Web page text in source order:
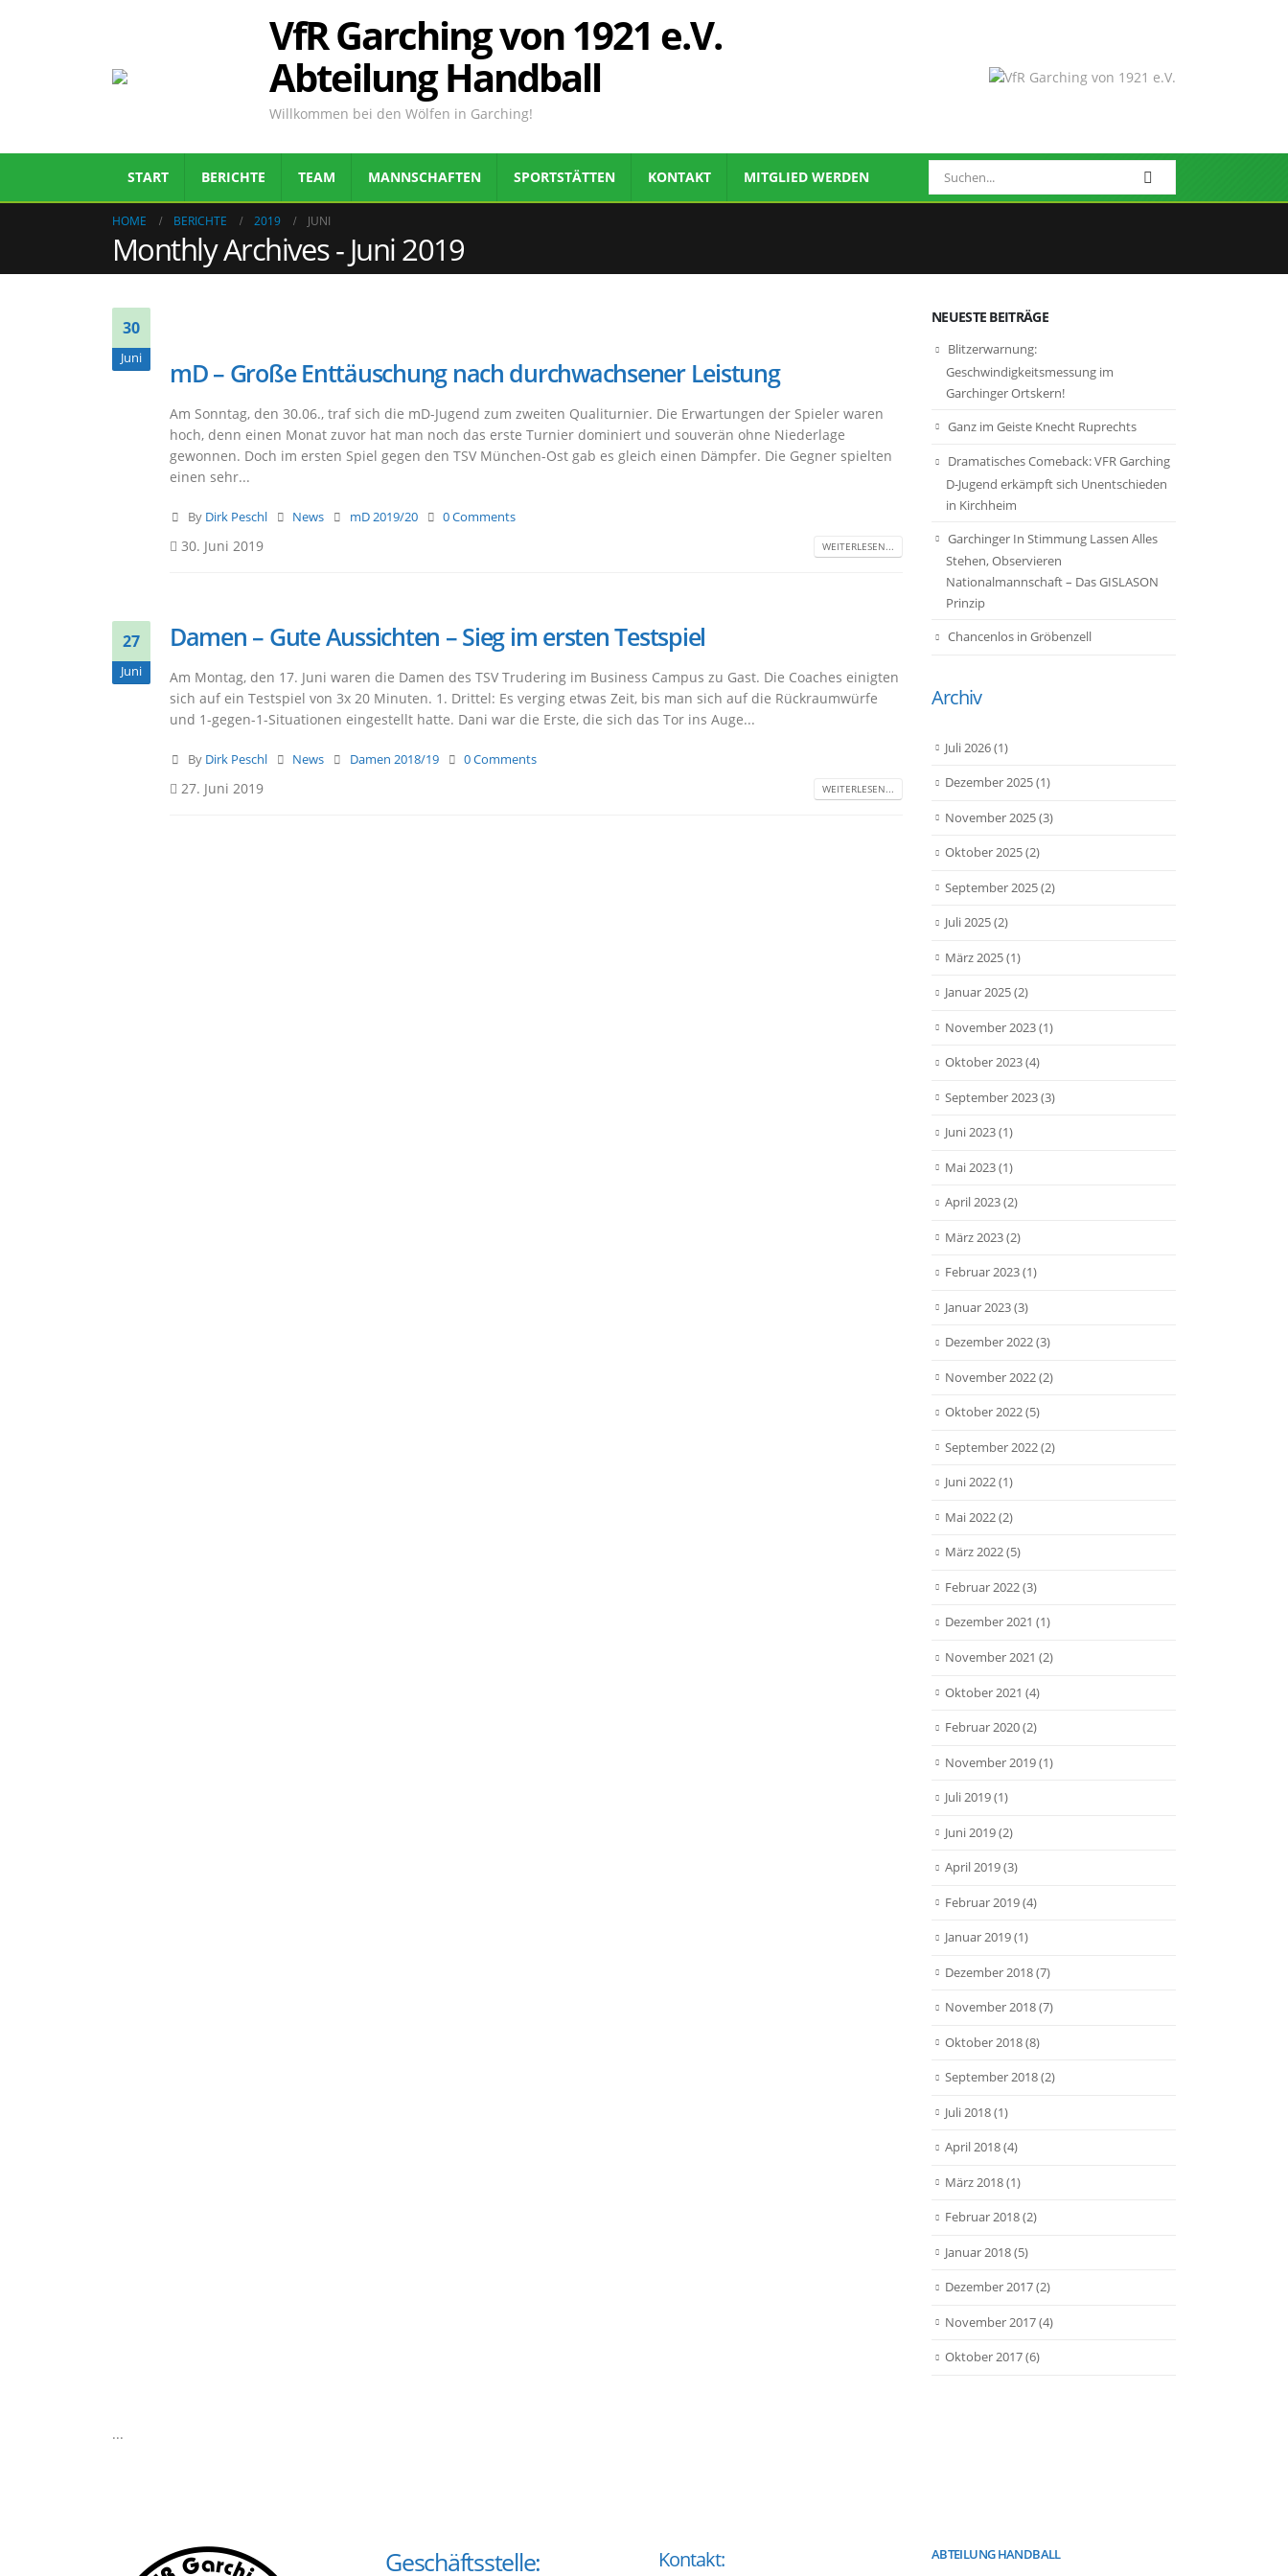
VfR Garching von 1921 e.V.
Abteilung Handball
Willkommen bei den Wölfen in Garching!
START BERICHTE TEAM MANNSCHAFTEN SPORTSTÄTTEN KONTAKT MITGLIED WERDEN
HOME BERICHTE 2019 JUNI
Monthly Archives - Juni 2019
30
Juni mD – Große Enttäuschung nach durchwachsener Leistung
Am Sonntag, den 30.06., traf sich die mD-Jugend zum zweiten Qualiturnier. Die Erwartungen der Spieler waren
hoch, denn einen Monat zuvor hat man noch das erste Turnier dominiert und souverän ohne Niederlage
gewonnen. Doch im ersten Spiel gegen den TSV München-Ost gab es gleich einen Dämpfer. Die Gegner spielten
einen sehr...
By Dirk Peschl News mD 2019/20 0 Comments
30. Juni 2019 WEITERLESEN...
27
Juni
Damen – Gute Aussichten – Sieg im ersten Testspiel
Am Montag, den 17. Juni waren die Damen des TSV Trudering im Business Campus zu Gast. Die Coaches einigten
sich auf ein Testspiel von 3x 20 Minuten. 1. Drittel: Es verging etwas Zeit, bis man sich auf die Rückraumwürfe
und 1-gegen-1-Situationen eingestellt hatte. Dani war die Erste, die sich das Tor ins Auge...
By Dirk Peschl News Damen 2018/19 0 Comments
27. Juni 2019 WEITERLESEN...
NEUESTE BEITRÄGE
Blitzerwarnung:
Geschwindigkeitsmessung im
Garchinger Ortskern!
Ganz im Geiste Knecht Ruprechts
Dramatisches Comeback: VFR Garching
D-Jugend erkämpft sich Unentschieden
in Kirchheim
Garchinger In Stimmung Lassen Alles
Stehen, Observieren
Nationalmannschaft – Das GISLASON
Prinzip
Chancenlos in Gröbenzell
Archiv
Juli 2026(1)
Dezember 2025(1)
November 2025(3)
Oktober 2025(2)
September 2025(2)
Juli 2025(2)
März 2025(1)
Januar 2025(2)
November 2023(1)
Oktober 2023(4)
September 2023(3)
Juni 2023(1)
Mai 2023(1)
April 2023(2)
März 2023(2)
Februar 2023(1)
Januar 2023(3)
Dezember 2022(3)
November 2022(2)
Oktober 2022(5)
September 2022(2)
Juni 2022(1)
Mai 2022(2)
März 2022(5)
Februar 2022(3)
Dezember 2021 (1)
November 2021 (2)
Oktober 2021 (4)
Februar 2020(2)
November 2019(1)
Juli 2019(1)
Juni 2019(2)
April 2019(3)
Februar 2019(4)
Januar 2019(1)
Dezember 2018(7)
November 2018(7)
Oktober 2018(8)
September 2018(2)
Juli 2018(1)
April 2018(4)
März 2018(1)
Februar 2018(2)
Januar 2018(5)
Dezember 2017(2)
November 2017(4)
Oktober 2017(6)
...
Geschäftsstelle:
Kontakt:
ABTEILUNG HANDBALL